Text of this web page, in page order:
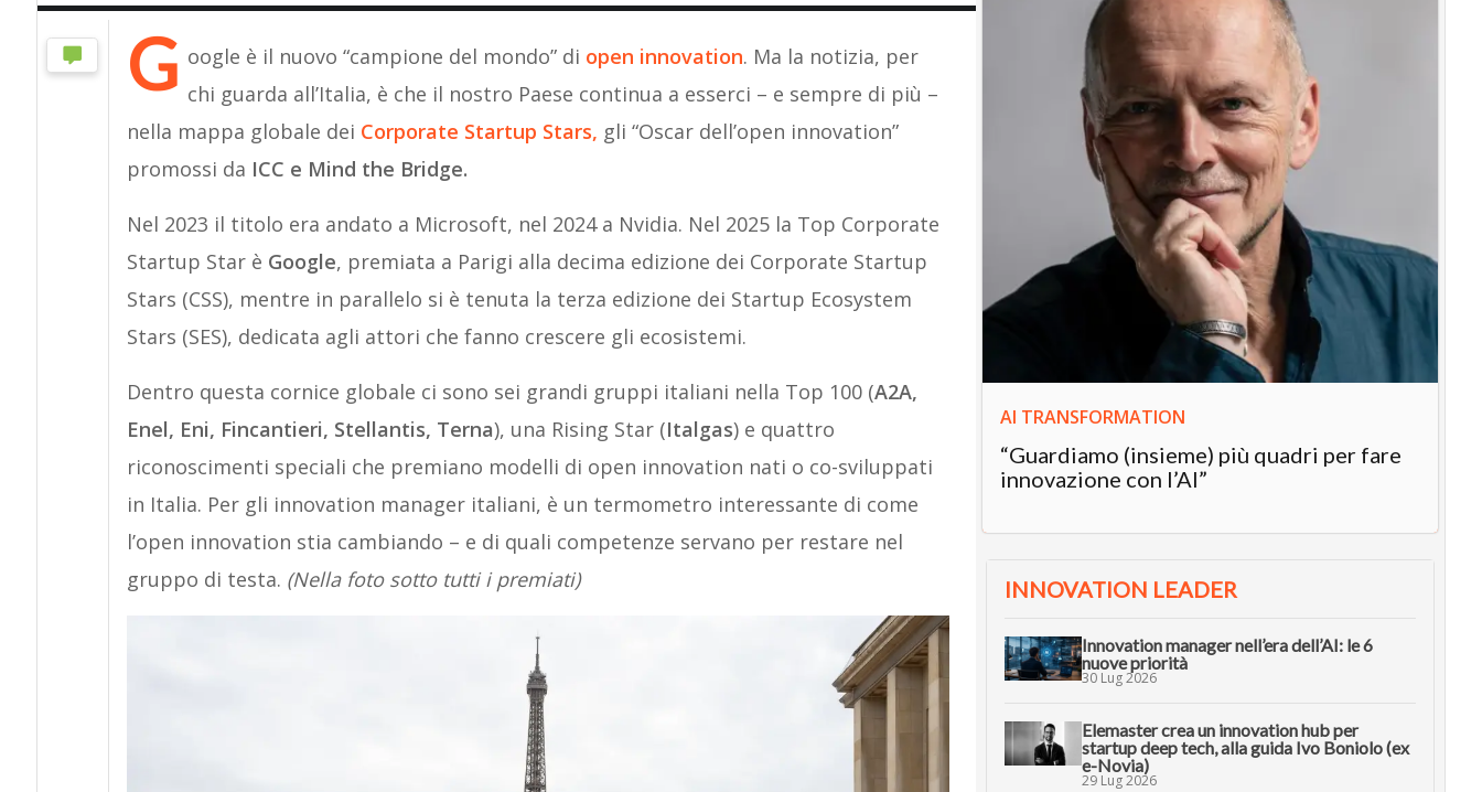
G oogle è il nuovo “campione del mondo” di open innovation. Ma la notizia, per
chi guarda all’Italia, è che il nostro Paese continua a esserci – e sempre di più –
nella mappa globale dei Corporate Startup Stars, gli “Oscar dell’open innovation”
promossi da ICC e Mind the Bridge.
Nel 2023 il titolo era andato a Microsoft, nel 2024 a Nvidia. Nel 2025 la Top Corporate
Startup Star è Google, premiata a Parigi alla decima edizione dei Corporate Startup
Stars (CSS), mentre in parallelo si è tenuta la terza edizione dei Startup Ecosystem
Stars (SES), dedicata agli attori che fanno crescere gli ecosistemi.
Dentro questa cornice globale ci sono sei grandi gruppi italiani nella Top 100 (A2A,
Enel, Eni, Fincantieri, Stellantis, Terna), una Rising Star (Italgas) e quattro
riconoscimenti speciali che premiano modelli di open innovation nati o co-sviluppati
in Italia. Per gli innovation manager italiani, è un termometro interessante di come
l’open innovation stia cambiando – e di quali competenze servano per restare nel
gruppo di testa. (Nella foto sotto tutti i premiati)
AI TRANSFORMATION
“Guardiamo (insieme) più quadri per fare
innovazione con l’AI”
INNOVATION LEADER
Innovation manager nell’era dell’AI: le 6
nuove priorità
30 Lug 2026
Elemaster crea un innovation hub per
startup deep tech, alla guida Ivo Boniolo (ex
e-Novia)
29 Lug 2026